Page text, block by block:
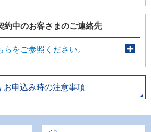
約中のお客さまのご連絡先
らをご参照ください。
お申込み時の注意事項